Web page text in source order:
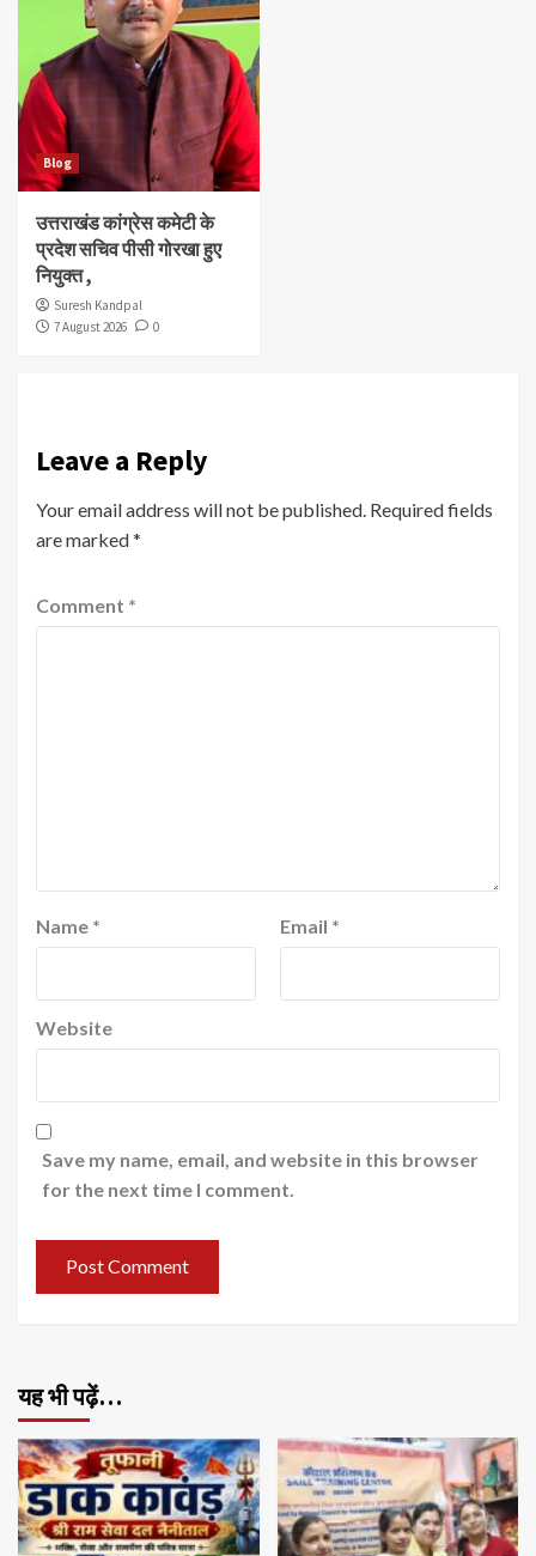
Blog
उत्तराखंड कांग्रेस कमेटी के
प्रदेश सचिव पीसी गोरखा हुए
नियुक्त ,
Suresh Kandpal
7 August 2026
0
Leave a Reply
Your email address will not be published. Required fields
are marked*
Comment *
Name * Email *
Website
Save my name, email, and website in this browser
for the next time I comment.
यह भी पढ़ें…